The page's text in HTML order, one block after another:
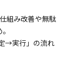
組み改善や無駄
→実行」の流れ